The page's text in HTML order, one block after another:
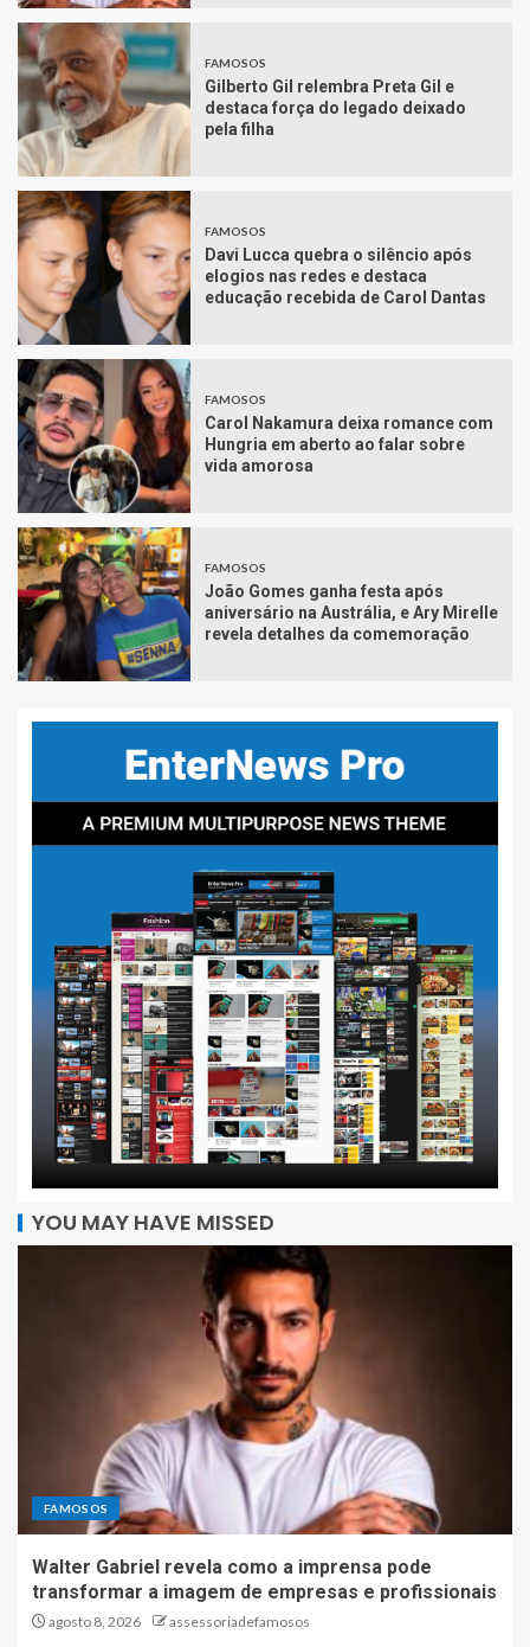
FAMOSOS
Gilberto Gil relembra Preta Gil e
destaca força do legado deixado
pela filha
FAMOSOS
Davi Lucca quebra o silêncio após
elogios nas redes e destaca
educação recebida de Carol Dantas
FAMOSOS
Carol Nakamura deixa romance com
Hungria em aberto ao falar sobre
vida amorosa
FAMOSOS
João Gomes ganha festa após
aniversário na Austrália, e Ary Mirelle
revela detalhes da comemoração
YOU MAY HAVE MISSED
FAMOSOS
Walter Gabriel revela como a imprensa pode
transformar a imagem de empresas e profissionais
agosto 8, 2026 assessoriadefamosos